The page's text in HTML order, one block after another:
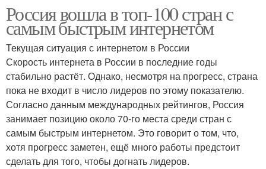
Россия вошла в топ-100 стран с
самым быстрым интернетом
Текущая ситуация с интернетом в России
Скорость интернета в России в последние годы
стабильно растёт. Однако, несмотря на прогресс, страна
пока не входит в число лидеров по этому показателю.
Согласно данным международных рейтингов, Россия
занимает позицию около 70-го места среди стран с
самым быстрым интернетом. Это говорит о том, что,
хотя прогресс заметен, ещё много работы предстоит
сделать для того, чтобы догнать лидеров.